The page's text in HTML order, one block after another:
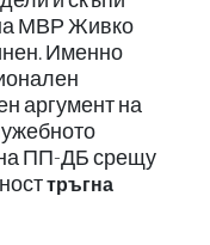
МВР Живко
Именно
аргумент на
на ПП-ДБ срещу
тръгна